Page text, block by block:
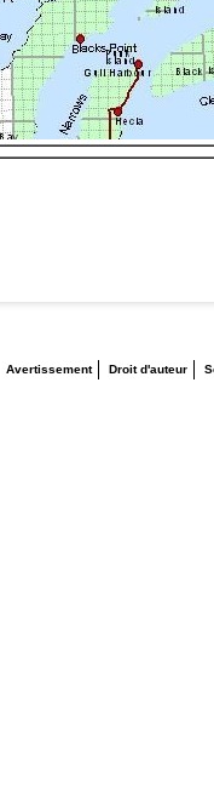
Avertissement Droit d'auteur